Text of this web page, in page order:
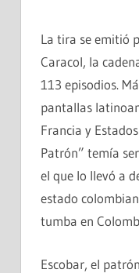
La tira se emitió
Caracol, la
113 episodios.
pantallas
Francia y
Patrón” temía
el que lo llevó a
estado
tumba en
Escobar, el